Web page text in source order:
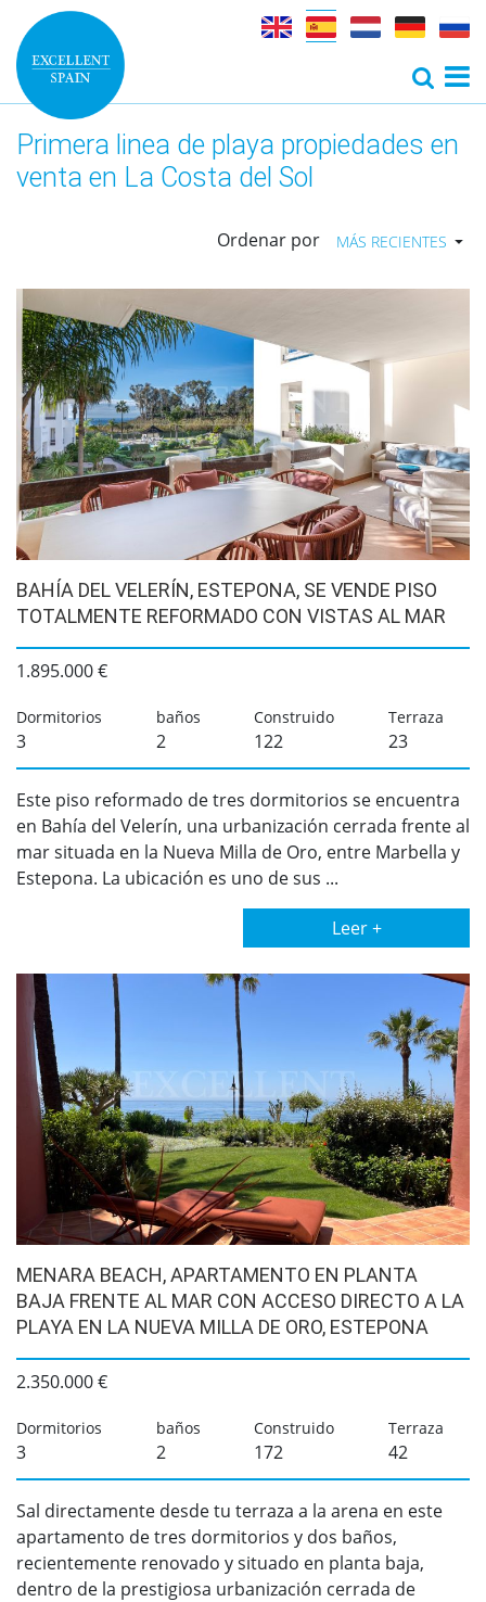
Primera linea de playa propiedades en
venta en La Costa del Sol
Ordenar por MÁS RECIENTES
BAHÍA DEL VELERÍN, ESTEPONA, SE VENDE PISO
TOTALMENTE REFORMADO CON VISTAS AL MAR
1.895.000 €
Dormitorios
3
baños
2
Construido
122
Terraza
23
Este piso reformado de tres dormitorios se encuentra
en Bahía del Velerín, una urbanización cerrada frente al
mar situada en la Nueva Milla de Oro, entre Marbella y
Estepona. La ubicación es uno de sus ...
Leer +
MENARA BEACH, APARTAMENTO EN PLANTA
BAJA FRENTE AL MAR CON ACCESO DIRECTO A LA
PLAYA EN LA NUEVA MILLA DE ORO, ESTEPONA
2.350.000 €
Dormitorios
3
baños
2
Construido
172
Terraza
42
Sal directamente desde tu terraza a la arena en este
apartamento de tres dormitorios y dos baños,
recientemente renovado y situado en planta baja,
dentro de la prestigiosa urbanización cerrada de